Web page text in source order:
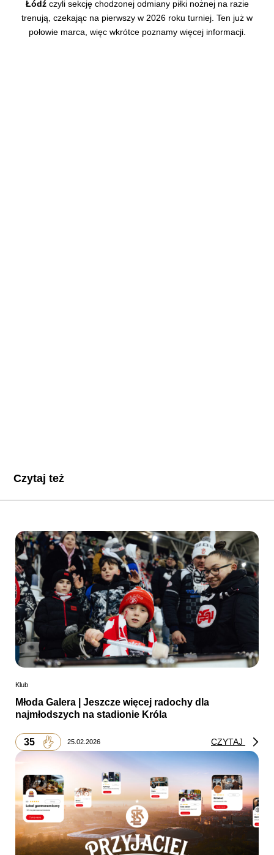
Łódźczyli sekcję chodzonej odmiany piłki nożnej na razie
trenują, czekając na pierwszy w 2026 roku turniej. Ten już w
połowie marca, więc wkrótce poznamy więcej informacji.
Czytaj też
Klub
Młoda Galera | Jeszcze więcej radochy dla
najmłodszych na stadionie Króla
35 25.02.2026 CZYTAJ